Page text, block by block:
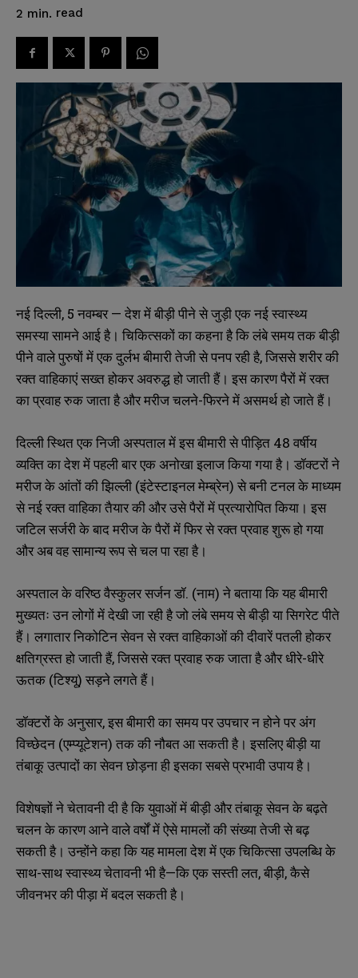
2 min. read
नई दिल्ली, 5 नवम्बर — देश में बीड़ी पीने से जुड़ी एक नई स्वास्थ्य
समस्या सामने आई है। चिकित्सकों का कहना है कि लंबे समय तक बीड़ी
पीने वाले पुरुषों में एक दुर्लभ बीमारी तेजी से पनप रही है, जिससे शरीर की
रक्त वाहिकाएं सख्त होकर अवरुद्ध हो जाती हैं। इस कारण पैरों में रक्त
का प्रवाह रुक जाता है और मरीज चलने-फिरने में असमर्थ हो जाते हैं।
दिल्ली स्थित एक निजी अस्पताल में इस बीमारी से पीड़ित 48 वर्षीय
व्यक्ति का देश में पहली बार एक अनोखा इलाज किया गया है। डॉक्टरों ने
मरीज के आंतों की झिल्ली (इंटेस्टाइनल मेम्ब्रेन) से बनी टनल के माध्यम
से नई रक्त वाहिका तैयार की और उसे पैरों में प्रत्यारोपित किया। इस
जटिल सर्जरी के बाद मरीज के पैरों में फिर से रक्त प्रवाह शुरू हो गया
और अब वह सामान्य रूप से चल पा रहा है।
अस्पताल के वरिष्ठ वैस्कुलर सर्जन डॉ. (नाम) ने बताया कि यह बीमारी
मुख्यतः उन लोगों में देखी जा रही है जो लंबे समय से बीड़ी या सिगरेट पीते
हैं। लगातार निकोटिन सेवन से रक्त वाहिकाओं की दीवारें पतली होकर
क्षतिग्रस्त हो जाती हैं, जिससे रक्त प्रवाह रुक जाता है और धीरे-धीरे
ऊतक (टिश्यू) सड़ने लगते हैं।
डॉक्टरों के अनुसार, इस बीमारी का समय पर उपचार न होने पर अंग
विच्छेदन (एम्प्यूटेशन) तक की नौबत आ सकती है। इसलिए बीड़ी या
तंबाकू उत्पादों का सेवन छोड़ना ही इसका सबसे प्रभावी उपाय है।
विशेषज्ञों ने चेतावनी दी है कि युवाओं में बीड़ी और तंबाकू सेवन के बढ़ते
चलन के कारण आने वाले वर्षों में ऐसे मामलों की संख्या तेजी से बढ़
सकती है। उन्होंने कहा कि यह मामला देश में एक चिकित्सा उपलब्धि के
साथ-साथ स्वास्थ्य चेतावनी भी है—कि एक सस्ती लत, बीड़ी, कैसे
जीवनभर की पीड़ा में बदल सकती है।